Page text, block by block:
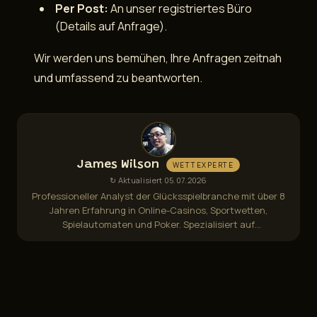
Per Post: An unser registriertes Büro
(Details auf Anfrage).
Wir werden uns bemühen, Ihre Anfragen zeitnah
und umfassend zu beantworten.
James Wilson WETTEXPERTE
↻ Aktualisiert 05.07.2026
Professioneller Analyst der Glücksspielbranche mit über 8
Jahren Erfahrung in Online-Casinos, Sportwetten,
Spielautomaten und Poker. Spezialisiert auf